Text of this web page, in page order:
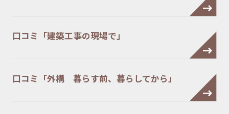
口コミ「建築工事の現場で」
口コミ「外構 暮らす前、暮らしてから」